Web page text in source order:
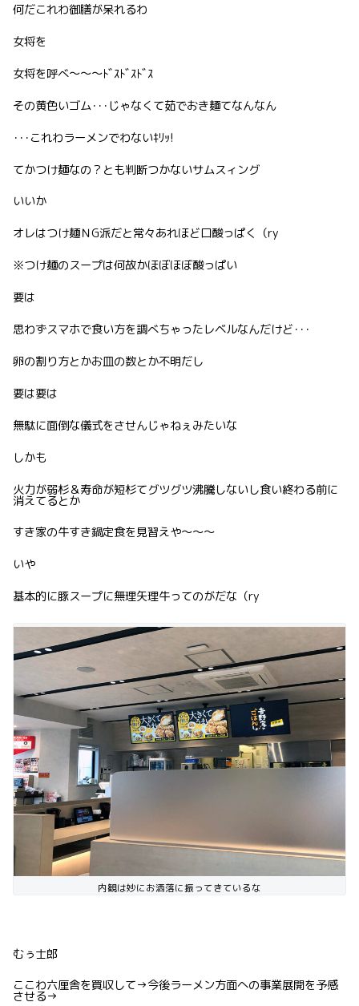
何だこれわ御膳が呆れるわ
女将を
女将を呼べ〜〜〜ﾄﾞｽﾄﾞｽﾄﾞｽ
その黄色いゴム･･･じゃなくて茹でおき麺てなんなん
･･･これわラーメンでわないｷﾘｯ!
てかつけ麺なの？とも判断つかないサムスィング
いいか
オレはつけ麺ＮG派だと常々あれほど口酸っぱく（ry
※つけ麺のスープは何故かほぼほぼ酸っぱい
要は
思わずスマホで食い方を調べちゃったレベルなんだけど･･･
卵の割り方とかお皿の数とか不明だし
要は要は
無駄に面倒な儀式をさせんじゃねぇみたいな
しかも
火力が弱杉＆寿命が短杉てグツグツ沸騰しないし食い終わる前に
消えてるとか
すき家の牛すき鍋定食を見習えや〜〜〜
いや
基本的に豚スープに無理矢理牛ってのがだな（ry
内観は妙にお洒落に振ってきているな
むぅ士郎
ここわ六厘舎を買収して→今後ラーメン方面への事業展開を予感
させる→